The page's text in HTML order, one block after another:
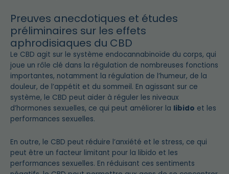
Preuves anecdotiques et études
préliminaires sur les effets
aphrodisiaques du CBD
Le CBD agit sur le système endocannabinoïde du corps, qui
joue un rôle clé dans la régulation de nombreuses fonctions
importantes, notamment la régulation de l’humeur, de la
douleur, de l’appétit et du sommeil. En agissant sur ce
système, le CBD peut aider à réguler les niveaux
d’hormones sexuelles, ce qui peut améliorer la libido et les
performances sexuelles.
En outre, le CBD peut réduire l’anxiété et le stress, ce qui
peut être un facteur limitant pour la libido et les
performances sexuelles. En réduisant ces sentiments